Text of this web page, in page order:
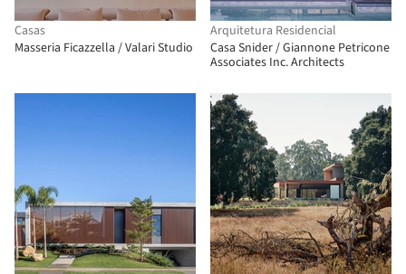
Casas
Masseria Ficazzella / Valari Studio
Arquitetura Residencial
Casa Snider / Giannone Petricone
Associates Inc. Architects